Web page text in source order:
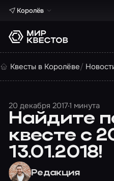
Королёв
Квесты в Королёве
20 декабря 20171 минута
Найдите
квесте с
13.01.2018!
Редакция